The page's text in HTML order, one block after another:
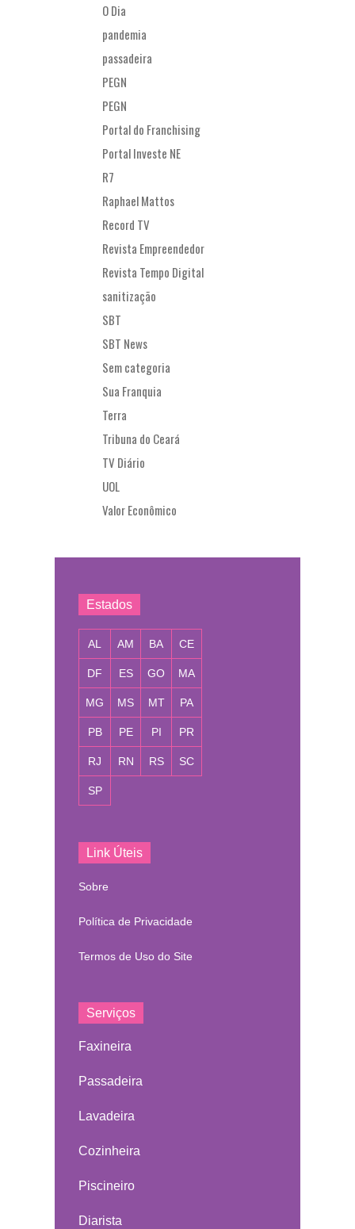
O Dia
pandemia
passadeira
PEGN
PEGN
Portal do Franchising
Portal Investe NE
R7
Raphael Mattos
Record TV
Revista Empreendedor
Revista Tempo Digital
sanitização
SBT
SBT News
Sem categoria
Sua Franquia
Terra
Tribuna do Ceará
TV Diário
UOL
Valor Econômico
Estados
AL AM BA CE
DF ES GO MA
MG MS MT PA
PB PE PI PR
RJ RN RS SC
SP
Link Úteis
Sobre
Política de Privacidade
Termos de Uso do Site
Serviços
Faxineira
Passadeira
Lavadeira
Cozinheira
Piscineiro
Diarista